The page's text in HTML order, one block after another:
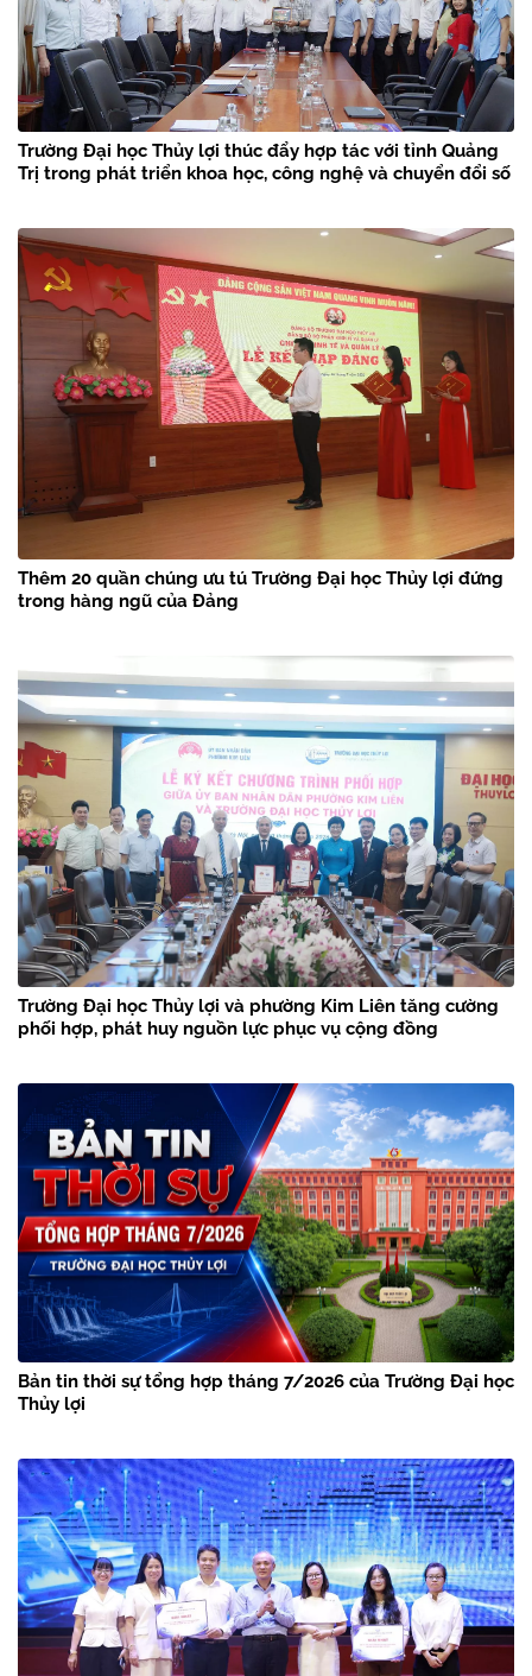
Trường Đại học Thủy lợi thúc đẩy hợp tác với tỉnh Quảng
Trị trong phát triển khoa học, công nghệ và chuyển đổi số
Thêm 20 quần chúng ưu tú Trường Đại học Thủy lợi đứng
trong hàng ngũ của Đảng
Trường Đại học Thủy lợi và phường Kim Liên tăng cường
phối hợp, phát huy nguồn lực phục vụ cộng đồng
Bản tin thời sự tổng hợp tháng 7/2026 của Trường Đại học
Thủy lợi